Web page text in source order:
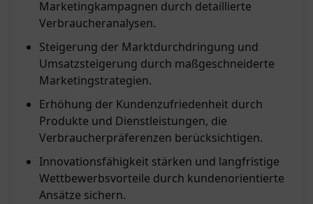
Marketingkampagnen durch detaillierte
Verbraucheranalysen.
Steigerung der Marktdurchdringung und
Umsatzsteigerung durch maßgeschneiderte
Marketingstrategien.
Erhöhung der Kundenzufriedenheit durch
Produkte und Dienstleistungen, die
Verbraucherpräferenzen berücksichtigen.
Innovationsfähigkeit stärken und langfristige
Wettbewerbsvorteile durch kundenorientierte
Ansätze sichern.